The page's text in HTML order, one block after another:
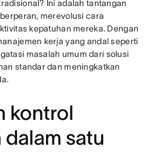
Ini adalah tantangan
merevolusi cara
kepatuhan mereka. Dengan
kerja yang andal seperti
masalah umum dari solusi
standar dan meningkatkan
kontrol
satu